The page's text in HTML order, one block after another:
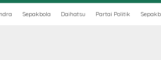
Sepakbola Daihatsu Partai Politik